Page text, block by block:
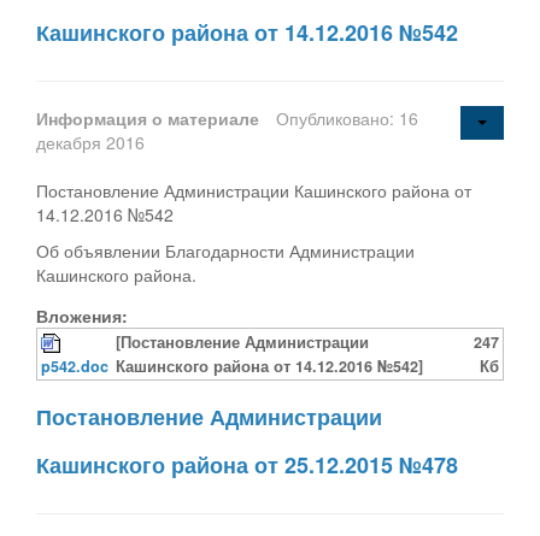
Кашинского района от 14.12.2016 №542
Информация о материале
Опубликовано: 16
декабря 2016
Постановление Администрации Кашинского района от
14.12.2016 №542
Об объявлении Благодарности Администрации
Кашинского района.
Вложения:
p542.doc
[Постановление Администрации
Кашинского района от 14.12.2016 №542]
247
Кб
Постановление Администрации
Кашинского района от 25.12.2015 №478